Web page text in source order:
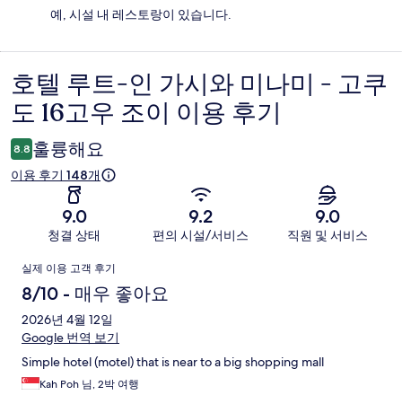
예, 시설 내 레스토랑이 있습니다.
이
용
후
기
호텔 루트-인 가시와 미나미 - 고쿠
도 16고우 조이 이용 후기
8.8 훌륭해요
이용 후기 148개
9.0
청결 상태
9.2
편의 시설/서비스
9.0
직원 및 서비스
이
용
후
기
실제 이용 고객 후기
8/10 - 매우 좋아요
2026년 4월 12일
Google 번역 보기
Simple hotel (motel) that is near to a big shopping mall
Kah Poh 님, 2박 여행